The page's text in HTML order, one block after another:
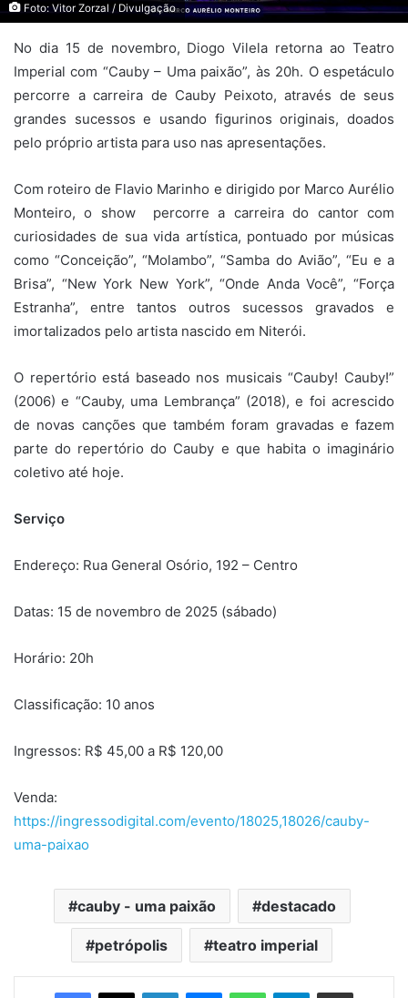
Foto: Vitor Zorzal / Divulgação
No dia 15 de novembro, Diogo Vilela retorna ao Teatro
Imperial com “Cauby – Uma paixão”, às 20h. O espetáculo
percorre a carreira de Cauby Peixoto, através de seus
grandes sucessos e usando figurinos originais, doados
pelo próprio artista para uso nas apresentações.
Com roteiro de Flavio Marinho e dirigido por Marco Aurélio
Monteiro, o show percorre a carreira do cantor com
curiosidades de sua vida artística, pontuado por músicas
como “Conceição”, “Molambo”, “Samba do Avião”, “Eu e a
Brisa”, “New York New York”, “Onde Anda Você”, “Força
Estranha”, entre tantos outros sucessos gravados e
imortalizados pelo artista nascido em Niterói.
O repertório está baseado nos musicais “Cauby! Cauby!”
(2006) e “Cauby, uma Lembrança” (2018), e foi acrescido
de novas canções que também foram gravadas e fazem
parte do repertório do Cauby e que habita o imaginário
coletivo até hoje.
Serviço
Endereço: Rua General Osório, 192 – Centro
Datas: 15 de novembro de 2025 (sábado)
Horário: 20h
Classificação: 10 anos
Ingressos: R$ 45,00 a R$ 120,00
Venda:
https://ingressodigital.com/evento/18025,18026/cauby-
uma-paixao
cauby - uma paixão destacado
petrópolis teatro imperial
Telegram